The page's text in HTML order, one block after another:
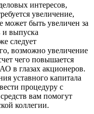
интересов,
увеличение,
может быть увеличен за
и выпуска
следует
возможно увеличение
чего повышается
в глазах акционеров.
уставного капитала
процедуру с
вам помогут
коллегии.